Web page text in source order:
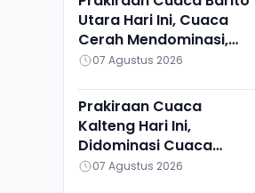
Utara Hari Ini, Cuaca
Cerah Mendominasi,
Lahei Berbeda Sendiri
07 Agustus 2026
Prakiraan Cuaca
Kalteng Hari Ini,
Didominasi Cuaca
Cerah, Kotawaringin
07 Agustus 2026